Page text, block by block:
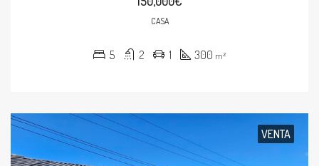
CASA
5 2 1 300 m²
VENTA